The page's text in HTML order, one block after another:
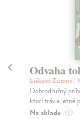
Odvaha
Líšková Zuzana|
Dobrodružný
ktorí trávia letné
Na sklade ?